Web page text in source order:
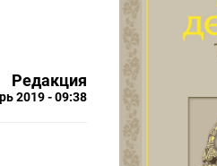
Редакция
2019 - 09:38